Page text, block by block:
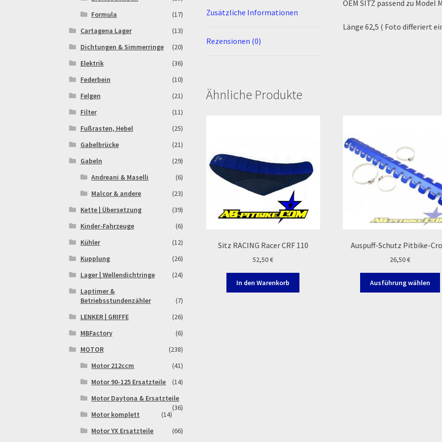
Zusätzliche Informationen
Rezensionen (0)
OEM SITZ passend zu Model
Länge 62,5 ( Foto differiert
Ähnliche Produkte
Sitz RACING Racer CRF 110
52,50€
In den Warenkorb
Auspuff-Schutz Pitbike-
26,50€
Ausführung wählen
Formula
(17)
Cartagena Lager
(13)
Dichtungen & Simmerringe
(20)
Elektrik
(36)
Federbein
(10)
Felgen
(21)
Filter
(11)
Fußrasten, Hebel
(25)
Gabelbrücke
(21)
Gabeln
(29)
Andreani & Maselli
(6)
Malcor & andere
(23)
Kette | Übersetzung
(39)
Kinder-Fahrzeuge
(6)
Kühler
(12)
Kupplung
(26)
Lager | Wellendichtringe
(24)
Laptimer &
Betriebsstundenzähler
(7)
LENKER | GRIFFE
(26)
MBFactory
(6)
MOTOR
(238)
Motor 212ccm
(41)
Motor 90-125 Ersatzteile
(14)
Motor Daytona & Ersatzteile
(36)
Motor komplett
(14)
Motor YX Ersatzteile
(66)